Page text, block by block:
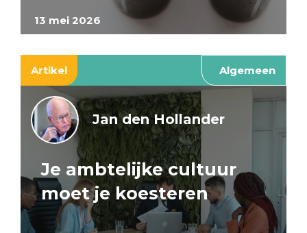
13 mei 2026
Artikel Algemeen
Jan den Hollander
Je ambtelijke cultuur
moet je koesteren